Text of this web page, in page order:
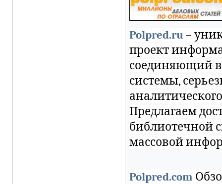
Polpred.ru–
проект
соединяющий в
системы,
Предлагаем
библиотечной
массовой
Polpred.com